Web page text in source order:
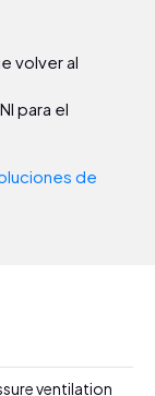
volver al
para el
de
ventilation